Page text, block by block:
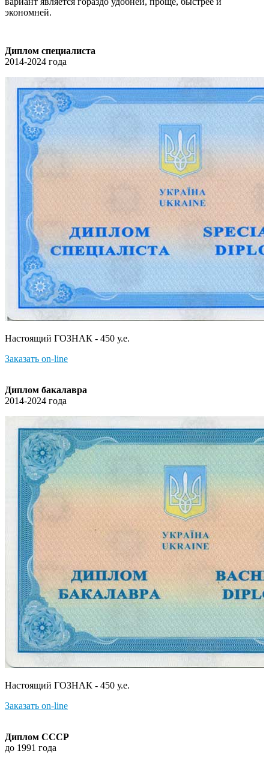
экономней.
Диплом специалиста
2014-2024 года
Настоящий ГОЗНАК - 450 у.е.
Заказать on-line
Диплом бакалавра
2014-2024 года
Настоящий ГОЗНАК - 450 у.е.
Заказать on-line
Диплом СССР
до 1991 года